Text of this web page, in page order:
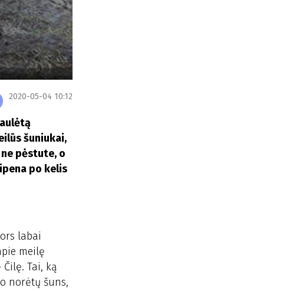
2020-05-04 10:12
šuniukai,
pėstute, o
po kelis
labai
meilę
Tai, ką
norėtų šuns,